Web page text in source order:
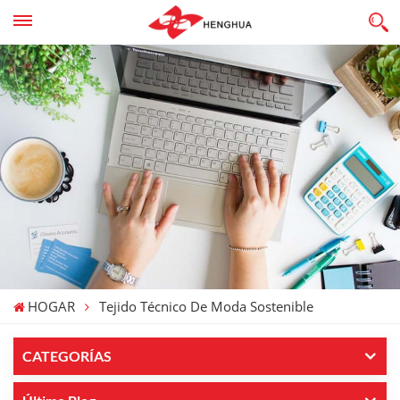
HOGAR Tejido Técnico De Moda Sostenible
CATEGORÍAS